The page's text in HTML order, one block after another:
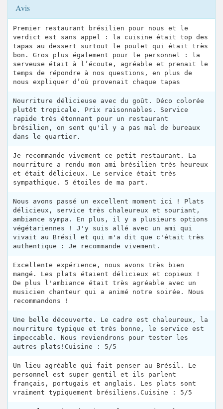
Avis
Premier restaurant brésilien pour nous et le
verdict est sans appel : la cuisine était top des
tapas au dessert surtout le poulet qui était très
bon. Gros plus également pour le personnel : la
serveuse était à l’écoute, agréable et prenait le
temps de répondre à nos questions, en plus de
nous expliquer d’où provenait chaque tapas
Nourriture délicieuse avec du goût. Déco colorée
plutôt tropicale. Prix raisonnables. Service
rapide très étonnant pour un restaurant
brésilien, on sent qu'il y a pas mal de bureaux
dans le quartier.
Je recommande vivement ce petit restaurant. La
nourriture a rendu mon ami brésilien très heureux
et était délicieux. Le service était très
sympathique. 5 étoiles de ma part.
Nous avons passé un excellent moment ici ! Plats
délicieux, service très chaleureux et souriant,
ambiance sympa. En plus, il y a plusieurs options
végétariennes ! J'y suis allé avec un ami qui
vivait au Brésil et qui m'a dit que c'était très
authentique : Je recommande vivement.
Excellente expérience, nous avons très bien
mangé. Les plats étaient délicieux et copieux !
De plus l'ambiance était très agréable avec un
musicien chanteur qui a animé notre soirée. Nous
recommandons !
Une belle découverte. Le cadre est chaleureux, la
nourriture typique et très bonne, le service est
impeccable. Nous reviendrons pour tester les
autres plats!Cuisine : 5/5
Un lieu agréable qui fait penser au Brésil. Le
personnel est super gentil et ils parlent
français, portugais et anglais. Les plats sont
vraiment typiquement brésiliens.Cuisine : 5/5